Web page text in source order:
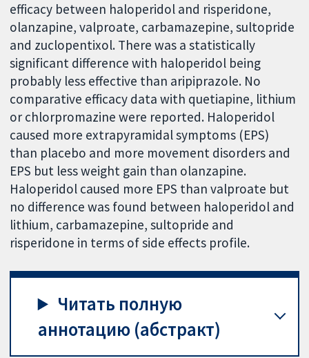
efficacy between haloperidol and risperidone,
olanzapine, valproate, carbamazepine, sultopride
and zuclopentixol. There was a statistically
significant difference with haloperidol being
probably less effective than aripiprazole. No
comparative efficacy data with quetiapine, lithium
or chlorpromazine were reported. Haloperidol
caused more extrapyramidal symptoms (EPS)
than placebo and more movement disorders and
EPS but less weight gain than olanzapine.
Haloperidol caused more EPS than valproate but
no difference was found between haloperidol and
lithium, carbamazepine, sultopride and
risperidone in terms of side effects profile.
Читать полную
аннотацию (абстракт)